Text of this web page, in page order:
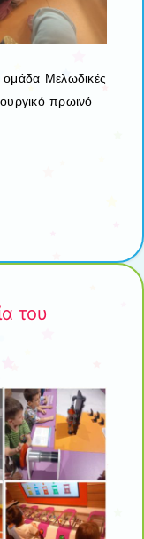
ομάδα Μελωδικές
πρωινό
του